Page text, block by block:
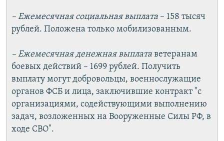
– Ежемесячная социальная выплата – 158 тысяч
рублей. Положена только мобилизованным.
– Ежемесячная денежная выплата ветеранам
боевых действий – 1699 рублей. Получить
выплату могут добровольцы, военнослужащие
органов ФСБ и лица, заключившие контракт "с
организациями, содействующими выполнению
задач, возложенных на Вооруженные Силы РФ, в
ходе СВО".